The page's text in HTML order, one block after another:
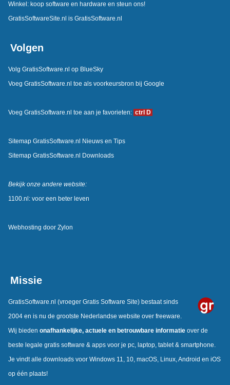
Winkel: koop software en hardware en steun ons!
GratisSoftwareSite.nl is GratisSoftware.nl
Volgen
Volg GratisSoftware.nl op BlueSky
Voeg GratisSoftware.nl toe als voorkeursbron bij Google
Voeg GratisSoftware.nl toe aan je favorieten: ctrl D
Sitemap GratisSoftware.nl Nieuws en Tips
Sitemap GratisSoftware.nl Downloads
Bekijk onze andere website:
1100.nl: voor een beter leven
Webhosting door Zylon
Missie
GratisSoftware.nl (vroeger Gratis Software Site) bestaat sinds
2004 en is nu de grootste Nederlandse website over freeware.
Wij bieden onafhankelijke, actuele en betrouwbare informatieover de
beste legale gratis software & apps voor je pc, laptop, tablet & smartphone.
Je vindt alle downloads voor Windows 11, 10, macOS, Linux, Android en iOS
op één plaats!